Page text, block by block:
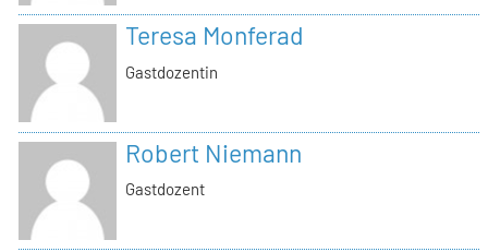
Teresa Monferad
Gastdozentin
Robert Niemann
Gastdozent